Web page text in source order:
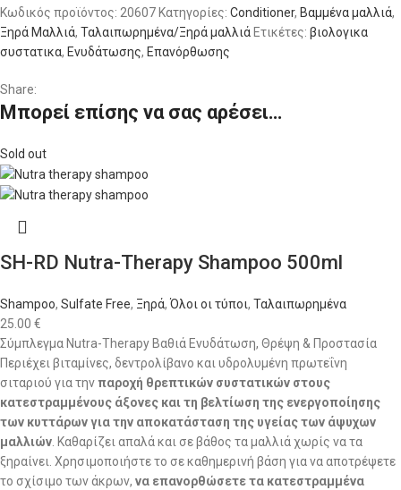
Κωδικός προϊόντος: 20607 Κατηγορίες: Conditioner, Βαμμένα μαλλιά,
Ξηρά Μαλλιά, Ταλαιπωρημένα/Ξηρά μαλλιά Ετικέτες: βιολογικα
συστατικα, Ενυδάτωσης, Επανόρθωσης
Share:
Μπορεί επίσης να σας αρέσει…
Sold out
SH-RD Nutra-Therapy Shampoo 500ml
Shampoo, Sulfate Free, Ξηρά, Όλοι οι τύποι, Ταλαιπωρημένα
25.00 €
Σύμπλεγμα Nutra-Therapy Βαθιά Ενυδάτωση, Θρέψη & Προστασία
Περιέχει βιταμίνες, δεντρολίβανο και υδρολυμένη πρωτεΐνη
σιταριού για τηνπαροχή θρεπτικών συστατικών στους
κατεστραμμένους άξονες και τη βελτίωση της ενεργοποίησης
των κυττάρων για την αποκατάσταση της υγείας των άψυχων
μαλλιών. Καθαρίζει απαλά και σε βάθος τα μαλλιά χωρίς να τα
ξηραίνει. Χρησιμοποιήστε το σε καθημερινή βάση για να αποτρέψετε
το σχίσιμο των άκρων, να επανορθώσετε τα κατεστραμμένα